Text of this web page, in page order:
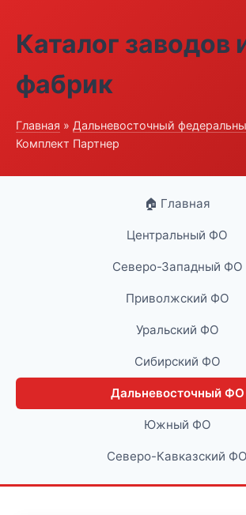
Каталог заводов
фабрик
Главная » Дальневосточный
Комплект Партнер
🏠 Главная
Центральный ФО
Северо-Западный ФО
Приволжский ФО
Уральский ФО
Сибирский ФО
Дальневосточный ФО
Южный ФО
Северо-Кавказский ФО